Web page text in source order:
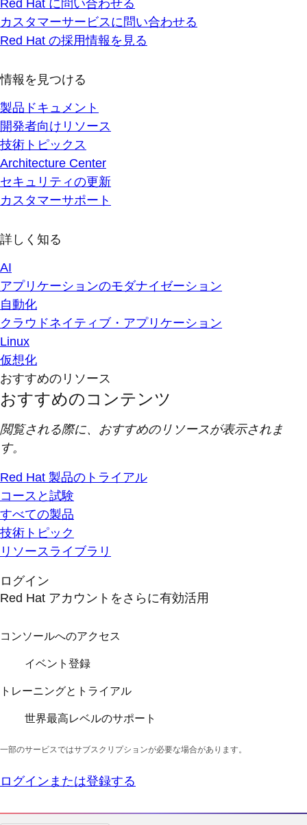
Red Hat に問い合わせる
カスタマーサービスに問い合わせる
Red Hat の採用情報を見る
情報を見つける
製品ドキュメント
開発者向けリソース
技術トピックス
Architecture Center
セキュリティの更新
カスタマーサポート
詳しく知る
AI
アプリケーションのモダナイゼーション
自動化
クラウドネイティブ・アプリケーション
Linux
仮想化
おすすめのリソース
おすすめのコンテンツ
閲覧される際に、おすすめのリソースが表示されま
す。
Red Hat 製品のトライアル
コースと試験
すべての製品
技術トピック
リソースライブラリ
ログイン
Red Hat アカウントをさらに有効活用
コンソールへのアクセス
イベント登録
トレーニングとトライアル
世界最高レベルのサポート
一部のサービスではサブスクリプションが必要な場合があります。
ログインまたは登録する